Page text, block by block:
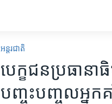
អន្តរជាតិ
បេក្ខជន​ប្រធាន
បញ្ចុះបញ្ចូល​អ្នក​គ